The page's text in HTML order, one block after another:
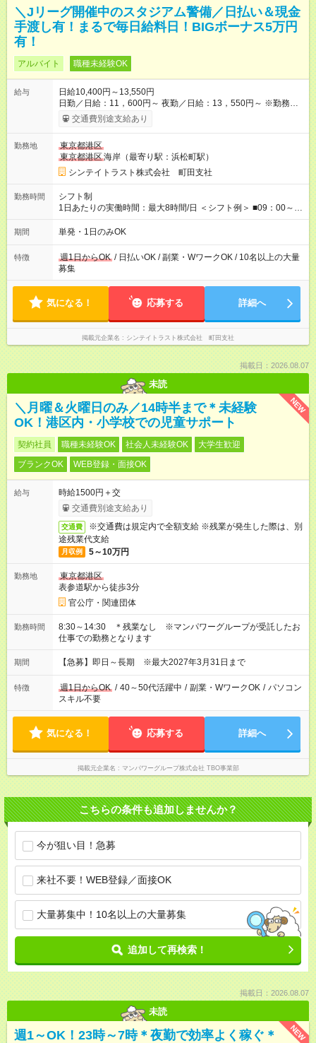
＼Jリーグ開催中のスタジアム警備／日払い＆現金
手渡し有！まるで毎日給料日！BIGボーナス5万円
有！
アルバイト 職種未経験OK
給与
日給10,400円～13,550円
日勤／日給：11，600円～ 夜勤／日給：13，550円～ ※勤務数
が週2日以下の場合 日勤／日給：10，400円 夜勤／日給：12，
350円 ■交通費別途全額支給 ※規定あり ■支払方法：日払い └日
⇒希望をお聞かせください♪ ■各種資格手当あり ■残業手当あり ■
日給保障あり └早く終わっても”全額”支給！ ・－・－・ ≪ 法定
研修 ≫ 研修時の給与： 日給10，000円×3日間（24時間） ＝研
修費として合計30，000円支給 ＋交通費全額支給 ※規定あり
【試用期間】試用期間なし
交通費別途支給あり
勤務地
東京都港区
東京都港区海岸（最寄り駅：浜松町駅）
シンテイトラスト株式会社 町田支社
勤務時間
シフト制
1日あたりの実働時間：最大8時間/日 ＜シフト例＞ ■09：00～
18：00 ■20：00～翌5：00 など！ 上記時間内で、 実働8時
間・休憩1時間／日
期間 単発・1日のみOK
特徴 週1日からOK / 日払いOK / 副業・WワークOK / 10名以上の大量
募集
気になる！ 応募する 詳細へ
掲載元企業名 シンテイトラスト株式会社 町田支社
掲載日：2026.08.07
未読
NEW
＼月曜＆火曜日のみ／14時半まで＊未経験
OK！港区内・小学校での児童サポート
契約社員 職種未経験OK 社会人未経験OK
大学生歓迎
ブランクOK
WEB登録・面接OK
給与
時給1500円＋交
交通費別途支給あり
交通費
※交通費は規定内で全額支給 ※残業が発生した際は、別
途残業代支給
月収例 5～10万円
勤務地
東京都港区
表参道駅から徒歩3分
官公庁・関連団体
勤務時間
8:30～14:30 ＊残業なし ※マンパワーグループが受託したお
仕事での勤務となります
期間 【急募】即日～長期 ※最大2027年3月31日まで
特徴 週1日からOK / 40～50代活躍中 / 副業・WワークOK / パソコン
スキル不要
気になる！ 応募する 詳細へ
掲載元企業名 マンパワーグループ株式会社 TBO事業部
こちらの条件も追加しませんか？
今が狙い目！急募
来社不要！WEB登録／面接OK
大量募集中！10名以上の大量募集
追加して再検索！
掲載日：2026.08.07
未読
NEW
週1～OK！23時～7時＊夜勤で効率よく稼ぐ＊